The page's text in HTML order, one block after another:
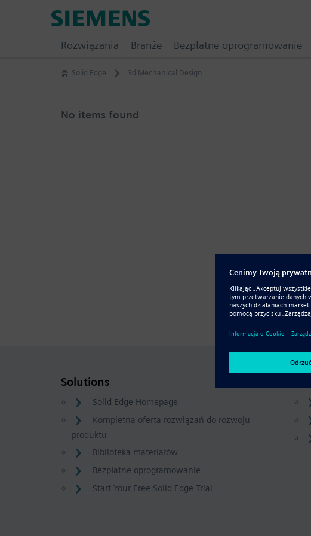
Solid Edge 3d Mechanical Design
No items found
Solutions
Solid Edge Homepage
Kompletna oferta rozwiązań do rozwoju
produktu
Biblioteka materiałów
Bezpłatne oprogramowanie
Start Your Free Solid Edge Trial
Rozwiązania Branże Bezpłatne oprogramowanie